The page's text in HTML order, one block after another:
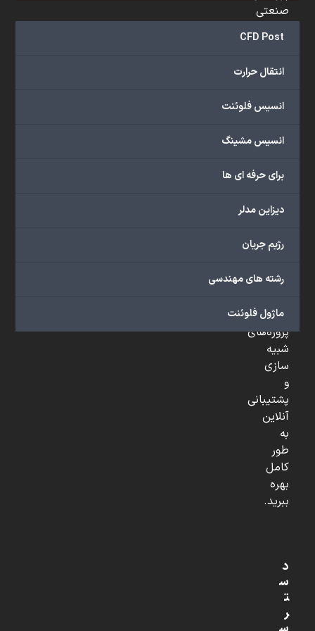
CFD Post
انتقال حرارت
انسیس فلوئنت
انسیس مشینگ
برای حرفه ای ها
دیزاین مدلر
رژیم جریان
رشته های مهندسی
ماژول فلوئنت
صنعتی
...
می‌دهد.
می‌توانید
خدمات
گروه
شامل
آموزشی،
آموزشی،
تخصصی،
پروژه‌های
شبیه
سازی
و
پشتیبانی
آنلاین
به
طور
کامل
بهره
ببرید.
د
س
ت
ر